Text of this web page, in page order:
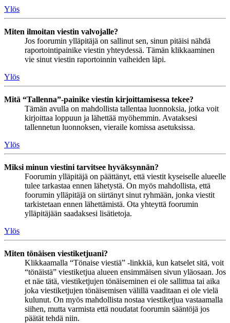
Ylös
Miten ilmoitan viestin valvojalle?
Jos foorumin ylläpitäjä on sallinut sen, sinun pitäisi nähdä
raportointipainike viestin yhteydessä. Tämän klikkaaminen
vie sinut viestin raportoinnin vaiheiden läpi.
Ylös
Mitä “Tallenna”-painike viestin kirjoittamisessa tekee?
Tämän avulla on mahdollista tallentaa luonnoksia, jotka voit
kirjoittaa loppuun ja lähettää myöhemmin. Avataksesi
tallennetun luonnoksen, vieraile komissa asetuksissa.
Ylös
Miksi minun viestini tarvitsee hyväksynnän?
Foorumin ylläpitäjä on päättänyt, että viestit kyseiselle alueelle
tulee tarkastaa ennen lähetystä. On myös mahdollista, että
foorumin ylläpitäjä on siirtänyt sinut ryhmään, jonka viestit
tarkistetaan ennen lähettämistä. Ota yhteyttä foorumin
ylläpitäjään saadaksesi lisätietoja.
Ylös
Miten tönäisen viestiketjuani?
Klikkaamalla “Tönaise viestiä” -linkkiä, kun katselet sitä, voit
“tönäistä” viestiketjua alueen ensimmäisen sivun yläosaan. Jos
et näe tätä, viestiketjujen tönäiseminen ei ole sallittua tai aika
joka viestiketjujen tönäisemisen välillä vaaditaan ei ole vielä
kulunut. On myös mahdollista nostaa viestiketjua vastaamalla
siihen, mutta varmista että noudatat foorumin sääntöjä jos
päätät tehdä niin.